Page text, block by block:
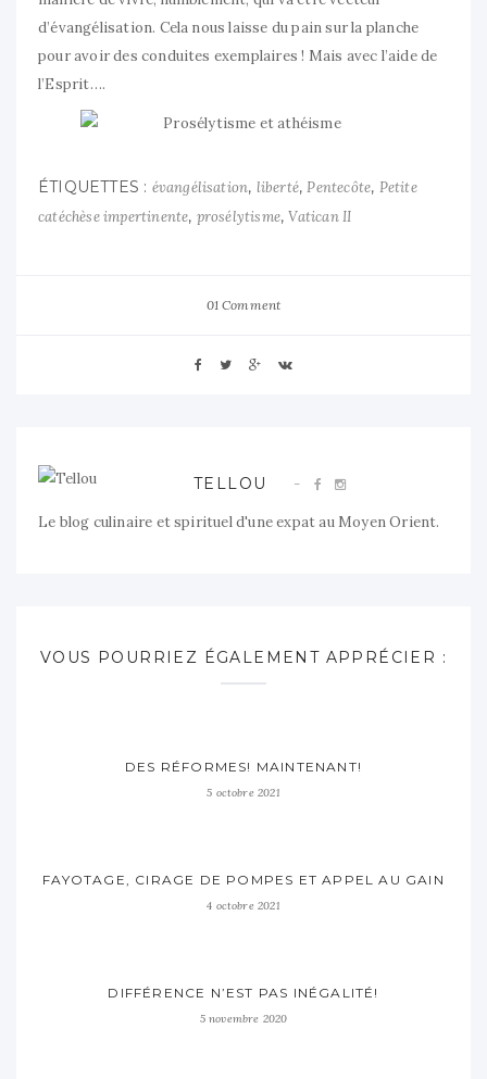
d’évangélisation. Cela nous laisse du pain sur la planche
pour avoir des conduites exemplaires ! Mais avec l’aide de
l’Esprit….
ÉTIQUETTES : évangélisation, liberté,Pentecôte, Petite
catéchèse impertinente, prosélytisme,Vatican II
01 Comment
TELLOU
Le blog culinaire et spirituel d'une expat au Moyen Orient.
VOUS POURRIEZ ÉGALEMENT APPRÉCIER :
DES RÉFORMES! MAINTENANT!
5 octobre 2021
FAYOTAGE, CIRAGE DE POMPES ET APPEL AU GAIN
4 octobre 2021
DIFFÉRENCE N’EST PAS INÉGALITÉ!
5 novembre 2020